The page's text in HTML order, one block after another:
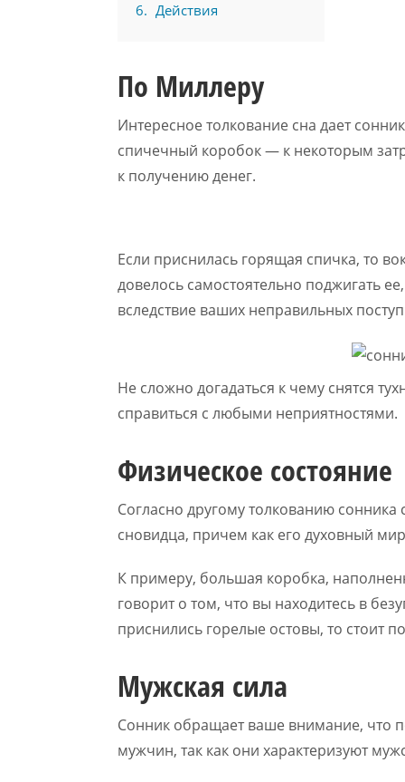
6
Действия
По Миллеру
Интересное толкование сна дает
спичечный коробок — к некоторым
к получению денег.
Если приснилась горящая спичка, то
довелось самостоятельно поджигать
вследствие ваших неправильных
Не сложно догадаться к чему снятся
справиться с любыми неприятностями.
Физическое состояние
Согласно другому толкованию
сновидца, причем как его духовный
К примеру, большая коробка,
говорит о том, что вы находитесь в
приснились горелые остовы, то стоит
Мужская сила
Сонник обращает ваше внимание, что
мужчин, так как они характеризуют